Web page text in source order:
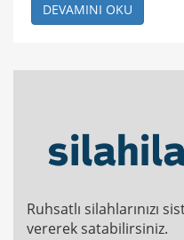
DEVAMINI OKU
Ruhsatlı silahlarınızı
vererek satabilirsiniz.